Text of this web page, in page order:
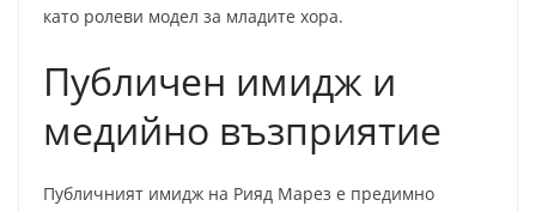
като ролеви модел за младите хора.
Публичен имидж и
медийно възприятие
Публичният имидж на Рияд Марез е предимно